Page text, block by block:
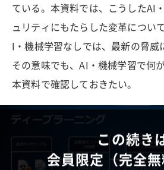
ている。本資料では、こうしたAI
ュリティにもたらした変革につい
I・機械学習なしでは、最新の脅威
その意味でも、AI・機械学習で何
本資料で確認しておきたい。
この続き
会員限定（完全